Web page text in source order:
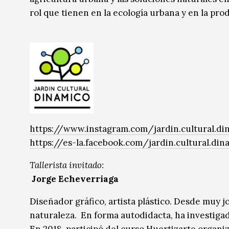
rol que tienen en la ecología urbana y en la
https://www.instagram.com/
https://es-la.facebook.com/
Tallerista invitado:
Jorge Echeverriaga
Diseñador gráfico, artista plástico. Desde muy
naturaleza. En forma autodidacta, ha